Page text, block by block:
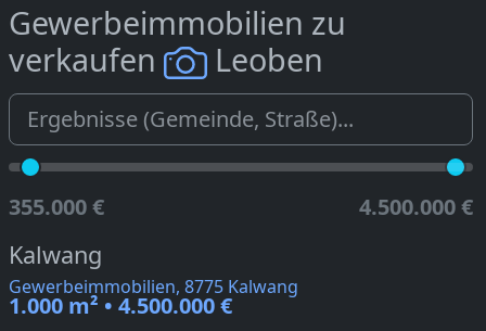
Gewerbeimmobilien zu
verkaufen
Leoben
355.000 € 4.500.000 €
Kalwang
Gewerbeimmobilien, 8775 Kalwang
1.000 m² • 4.500.000 €